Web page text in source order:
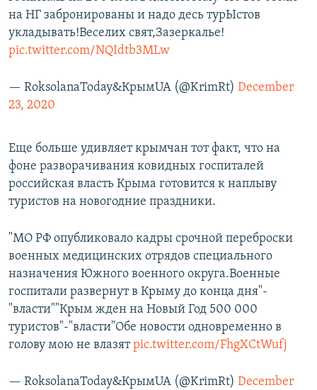
на НГ забронированы и надо десь турЫстов
укладывать!Веселих свят,Зазеркалье!
pic.twitter.com/NQIdtb3MLw
— RoksolanaToday&КрымUA (@KrimRt) December
23, 2020
Еще больше удивляет крымчан тот факт, что на
фоне разворачивания ковидных госпиталей
российская власть Крыма готовится к наплыву
туристов на новогодние праздники.
"МО РФ опубликовало кадры срочной переброски
военных медицинских отрядов специального
назначения Южного военного округа.Военные
госпитали развернут в Крыму до конца дня"-
"власти""Крым жден на Новый Год 500 000
туристов"-"власти"Обе новости одновременно в
голову мою не влазятpic.twitter.com/FhgXCtWufj
— RoksolanaToday&КрымUA (@KrimRt) December